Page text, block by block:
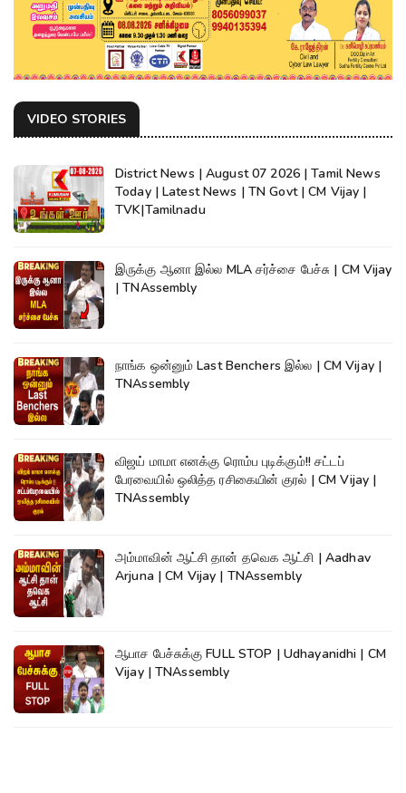
VIDEO STORIES
District News | August 07 2026 | Tamil News
Today | Latest News | TN Govt | CM Vijay |
TVK|Tamilnadu
இருக்கு ஆனா இல்ல MLA சர்ச்சை பேச்சு | CM Vijay
| TNAssembly
நாங்க ஒன்னும் Last Benchers இல்ல | CM Vijay |
TNAssembly
விஜய் மாமா எனக்கு ரொம்ப புடிக்கும்!! சட்டப்
பேரவையில் ஒலித்த ரசிகையின் குரல் | CM Vijay |
TNAssembly
அம்மாவின் ஆட்சி தான் தவெக ஆட்சி | Aadhav
Arjuna | CM Vijay | TNAssembly
ஆபாச பேச்சுக்கு FULL STOP | Udhayanidhi | CM
Vijay | TNAssembly